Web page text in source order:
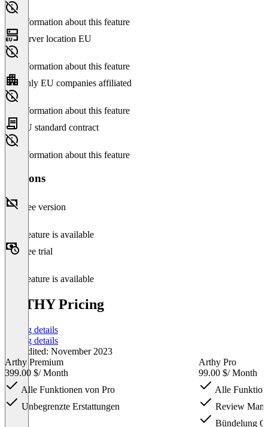
No information about this feature
Server location EU
No information about this feature
Only EU companies affiliated
No information about this feature
EU standard contract
No information about this feature
Versions
Free version
This feature is available
Free trial
This feature is available
ARTHY Pricing
Pricing details
Pricing details
Last edited: November 2023
Arthy Premium
399.00 $/ Month
Alle Funktionen von Pro
Unbegrenzte Erstattungen
Arthy Pro
99.00 $/ Month
Alle
Review
Bündelung